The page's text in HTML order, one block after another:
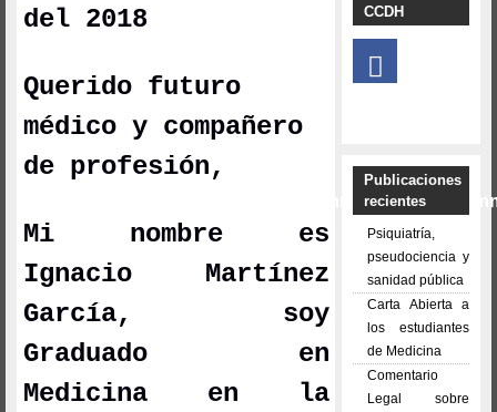
del 2018
Querido futuro
médico y compañero
de profesión,
Mi nombre es
Ignacio Martínez
García, soy
Graduado en
Medicina en la
CCDH
Publicaciones
recientes
Psiquiatría,
pseudociencia y
sanidad pública
Carta Abierta a
los estudiantes
de Medicina
Comentario
Legal sobre